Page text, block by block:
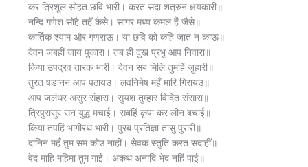
कर त्रिशूल सोहत छवि भारी। करत सदा शत्रुन क्षयकारी॥
नन्दि गणेश सोहै तहँ कैसे। सागर मध्य कमल हैं जैसे॥
कार्तिक श्याम और गणराऊ। या छवि को कहि जात न काऊ॥
देवन जबहीं जाय पुकारा। तब ही दुख प्रभु आप निवारा॥
किया उपद्रव तारक भारी। देवन सब मिलि तुमहिं जुहारी॥
तुरत षडानन आप पठायउ। लवनिमेष महँ मारि गिरायउ॥
आप जलंधर असुर संहारा। सुयश तुम्हार विदित संसारा॥
त्रिपुरासुर सन युद्ध मचाई। सबहिं कृपा कर लीन बचाई॥
किया तपहिं भागीरथ भारी। पुरब प्रतिज्ञा तासु पुरारी॥
दानिन महँ तुम सम कोउ नाहीं। सेवक स्तुति करत सदाहीं॥
वेद माहि महिमा तुम गाई। अकथ अनादि भेद नहिं पाई॥